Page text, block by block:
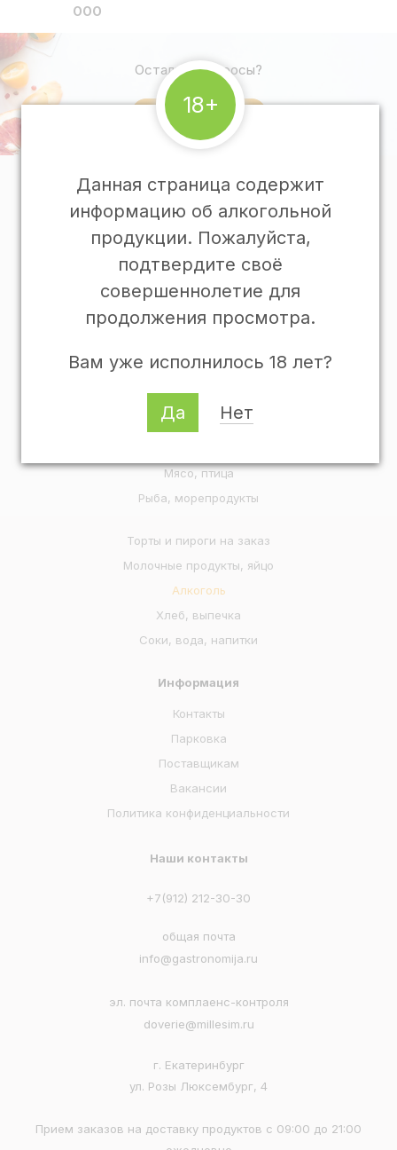
ООО
Остались вопросы?
Напишите нам
О Гастрономии
Подарочные карты
Подарочные корзины
Доставка и оплата
Рецепты
Популярные категории
Овощи, фрукты, ягоды, зелень
Мясо, птица
Рыба, морепродукты
Торты и пироги на заказ
Молочные продукты, яйцо
Алкоголь
Хлеб, выпечка
Соки, вода, напитки
Информация
Контакты
Парковка
Поставщикам
Вакансии
Политика конфиденциальности
Наши контакты
+7(912) 212-30-30
общая почта
info@gastronomija.ru
эл. почта комплаенс-контроля
doverie@millesim.ru
г. Екатеринбург
ул. Розы Люксембург, 4
Прием заказов на доставку продуктов с 09:00 до 21:00
18+
Данная страница содержит
информацию об алкогольной
продукции. Пожалуйста,
подтвердите своё
совершеннолетие для
продолжения просмотра.
Вам уже исполнилось 18 лет?
Да Нет